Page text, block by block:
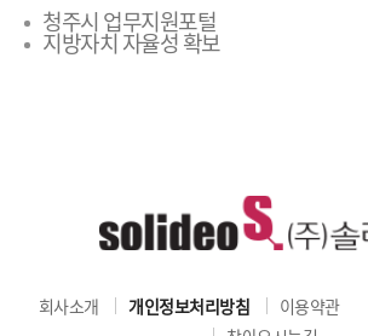
청주시 업무지원포털
지방자치 자율성 확보
회사소개 개인정보처리방침 이용약관